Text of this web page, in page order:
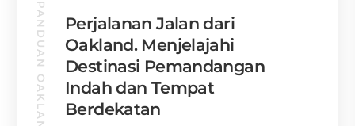
PANDUAN OAKLAND
Perjalanan Jalan dari
Oakland. Menjelajahi
Destinasi Pemandangan
Indah dan Tempat
Berdekatan